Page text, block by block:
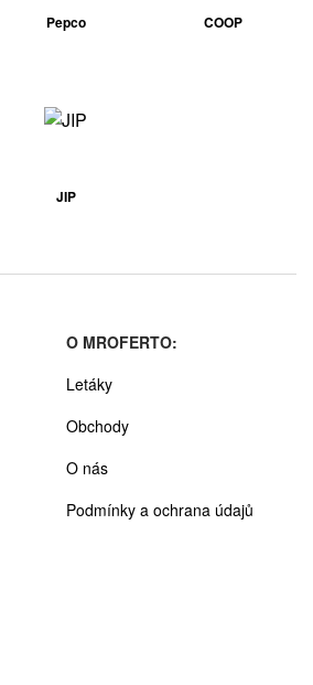
Pepco COOP
JIP
O MROFERTO:
Letáky
Obchody
O nás
Podmínky a ochrana údajů